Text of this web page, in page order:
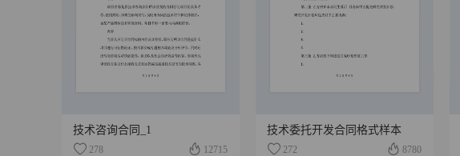
技术咨询合同_1
278 12715
技术委托开发合同格式样本
272 8780